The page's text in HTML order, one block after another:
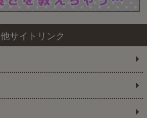
他サイトリンク